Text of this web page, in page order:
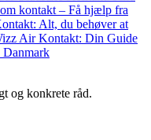
kontakt – Få hjælp fra
Alt, du behøver at
Air Kontakt: Din Guide
og konkrete råd.